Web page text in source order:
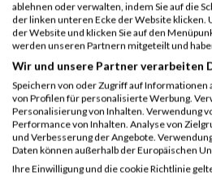
ALBUM GLOBAL 2000
ablehnen oder verwalten, indem Sie auf die
der linken unteren Ecke der Website klicken.
der Website und klicken Sie auf den
werden unseren Partnern mitgeteilt und
Wir und unsere Partner verarbeiten
Speichern von oder Zugriff auf
von Profilen für personalisierte Werbung.
Personalisierung von Inhalten. Verwendung
Performance von Inhalten. Analyse von
und Verbesserung der Angebote.
Daten können außerhalb der Europäischen
Ihre Einwilligung und die cookie Richtlinie